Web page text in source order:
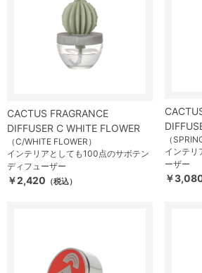
CACTUS FRAGRANCE
DIFFUSER C WHITE FLOWER
（C/WHITE FLOWER）
インテリアとしても100点のサボテン
ディフューザー
￥2,420 （税込）
（
インテリ
ーザー
￥